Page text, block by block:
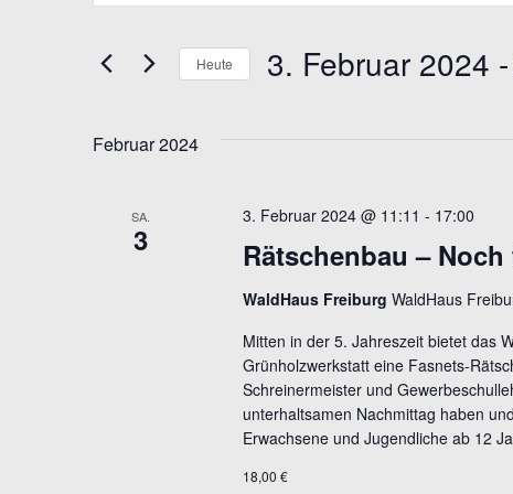
UND
ANSICHTEN,
NAVIGATION
Suche
Schlüsselwort.
Heute 3. Februar 2024 -
Februar 2024
SA.
3 Rätschenbau –
3. Februar 2024 @ 11:11 - 17:00
WaldHaus Freiburg WaldHaus
Mitten in der 5. Jahreszeit bietet das
Grünholzwerkstatt eine Fasnets-
Schreinermeister und
unterhaltsamen Nachmittag haben
Erwachsene und Jugendliche ab 12
18,00 €